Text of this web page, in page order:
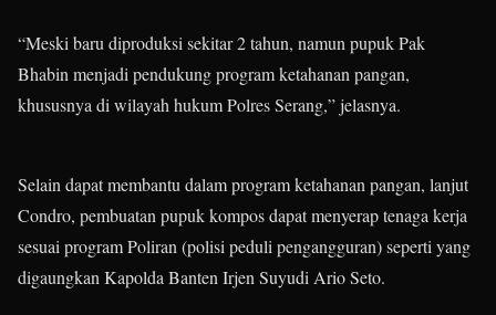
“Meski baru diproduksi sekitar 2 tahun, namun pupuk Pak
Bhabin menjadi pendukung program ketahanan pangan,
khususnya di wilayah hukum Polres Serang,” jelasnya.
Selain dapat membantu dalam program ketahanan pangan, lanjut
Condro, pembuatan pupuk kompos dapat menyerap tenaga kerja
sesuai program Poliran (polisi peduli pengangguran) seperti yang
digaungkan Kapolda Banten Irjen Suyudi Ario Seto.